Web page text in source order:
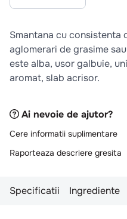
Smantana cu consistenta
aglomerari de grasime
este alba, usor galbuie,
aromat, slab acrisor.
Ai nevoie de ajutor?
Cere informatii suplimentare
Raporteaza descriere gresita
Specificatii Ingrediente